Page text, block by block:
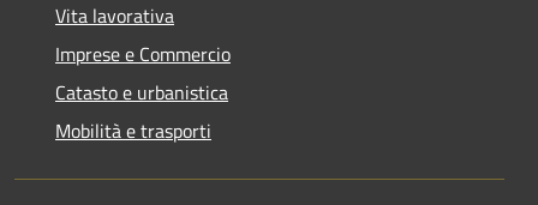
Vita lavorativa
Imprese e Commercio
Catasto e urbanistica
Mobilità e trasporti